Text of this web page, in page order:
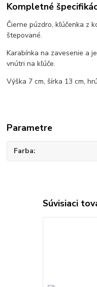
Kompletné
Čierne púzdro, kľúčenka z
štepované.
Karabínka na zavesenie a
vnútri na kľúče.
Výška 7 cm, šírka 13 cm,
Parametre
Farba
Súvisiaci